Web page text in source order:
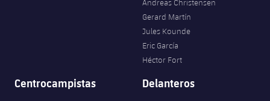
Andreas Christensen
Gerard Martín
Jules Kounde
Eric García
Héctor Fort
Centrocampistas Delanteros